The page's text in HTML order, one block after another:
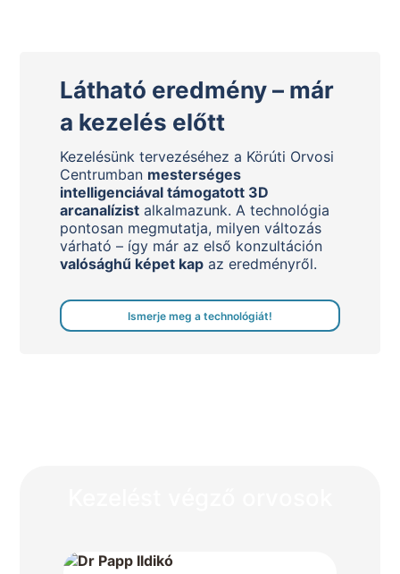
Látható eredmény – már
a kezelés előtt
Kezelésünk tervezéséhez a Körúti Orvosi
Centrumban mesterséges
intelligenciával támogatott 3D
arcanalízist alkalmazunk. A technológia
pontosan megmutatja, milyen változás
várható – így már az első konzultáción
valósághű képet kap az eredményről.
Ismerje meg a technológiát!